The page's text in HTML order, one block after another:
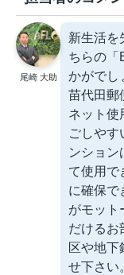
尾崎 大助
新生活を
ちらの「
かがでし
苗代田郵
ネット使
ごしやす
ンション
て使用で
に確保で
がモット
だけるお
区や地下
せ下さい